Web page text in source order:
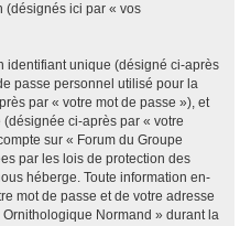
(désignés ici par « vos
identifiant unique (désigné ci-après
passe personnel utilisé pour la
par « votre mot de passe »), et
ci-après par « votre
sur « Forum du Groupe
par les lois de protection des
héberge. Toute information en-
mot de passe et de votre adresse
Normand » durant la